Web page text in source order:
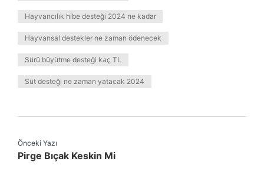
Hayvancılık hibe desteği 2024 ne kadar
Hayvansal destekler ne zaman ödenecek
Sürü büyütme desteği kaç TL
Süt desteği ne zaman yatacak 2024
Önceki Yazı
Pirge Bıçak Keskin Mi